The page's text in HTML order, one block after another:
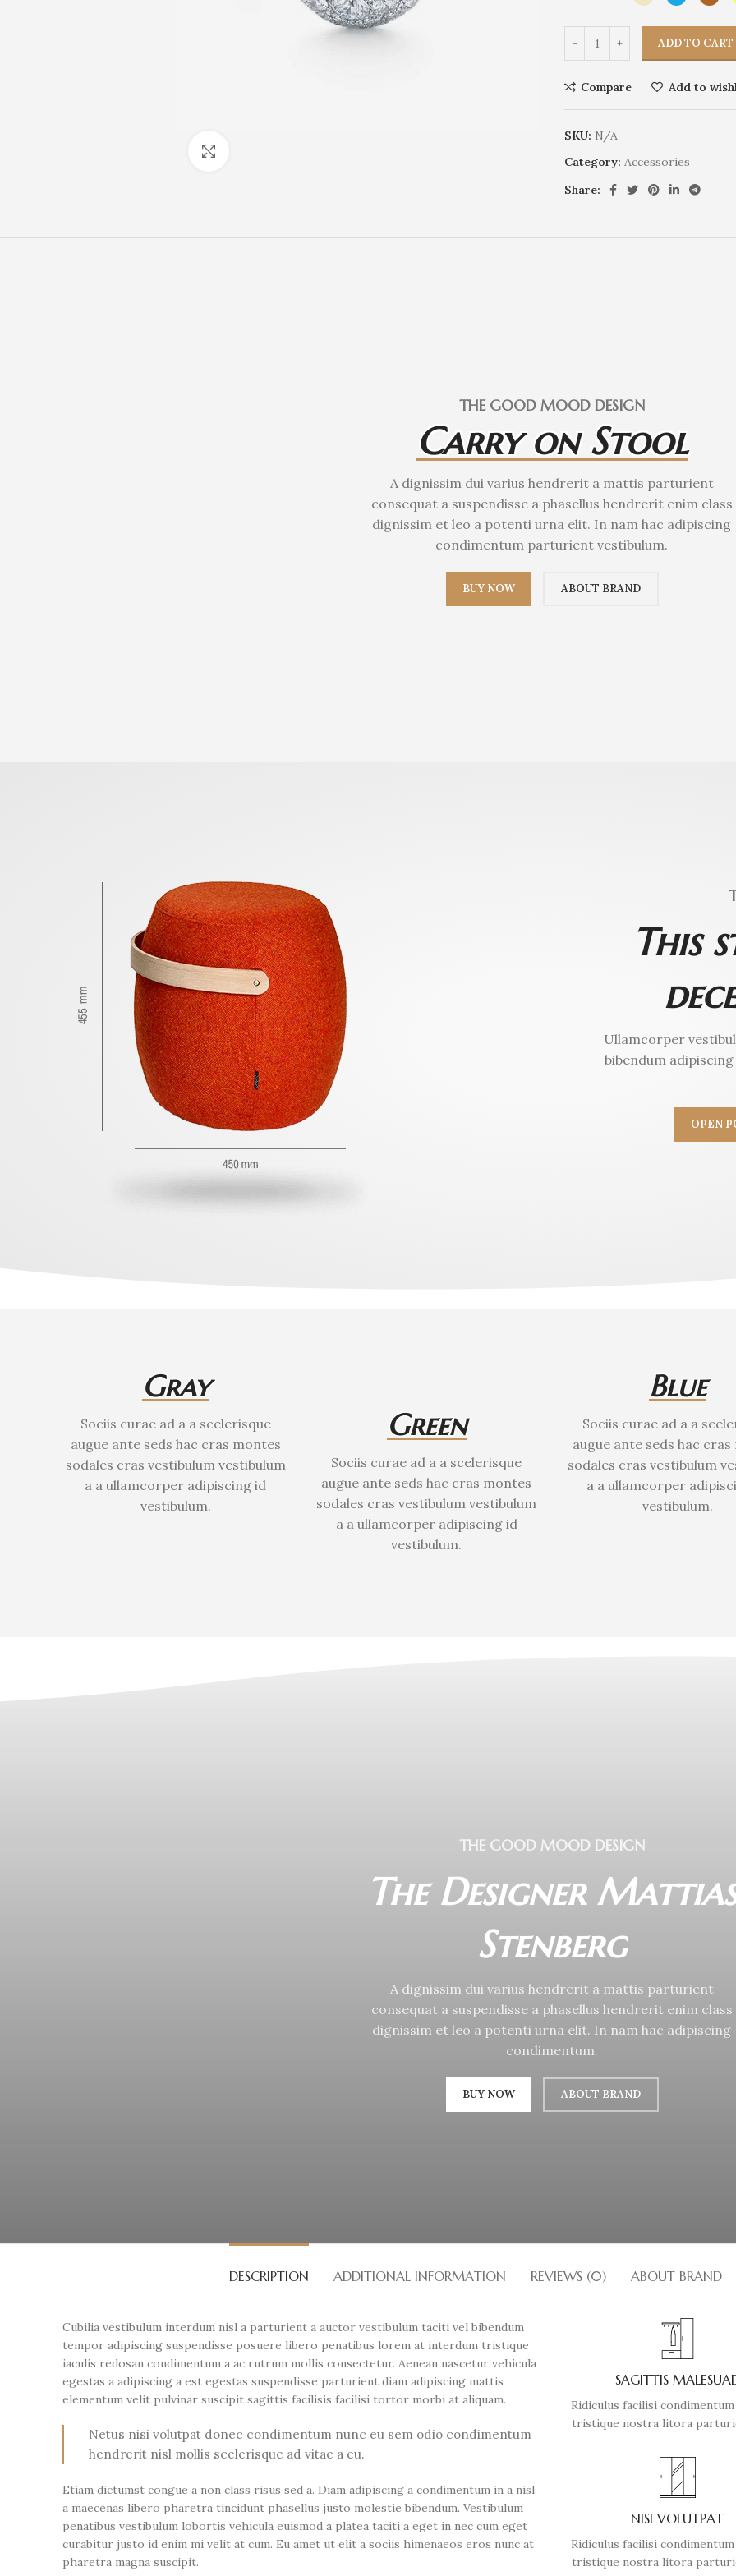
ADD TO CART
Compare Add to
SKU: N/A
Category: Accessories
Share:
THE GOOD MOOD DESIGN
Carry on Stool
A dignissim dui varius hendrerit a mattis parturient
consequat a suspendisse a phasellus hendrerit enim class
dignissim et leo a potenti urna elit. In nam hac adipiscing
condimentum parturient vestibulum.
BUY NOW ABOUT BRAND
This
Ullamcorper
bibendum
OPEN
Gray
Sociis curae ad a a scelerisque
augue ante seds hac cras montes
sodales cras vestibulum vestibulum
a a ullamcorper adipiscing id
vestibulum.
Green
Sociis curae ad a a scelerisque
augue ante seds hac cras montes
sodales cras vestibulum vestibulum
a a ullamcorper adipiscing id
vestibulum.
Blue
Sociis curae ad a a
augue ante seds hac
sodales cras vestibulum
a a ullamcorper
vestibulum.
THE GOOD MOOD DESIGN
The Designer Mattias
Stenberg
A dignissim dui varius hendrerit a mattis parturient
consequat a suspendisse a phasellus hendrerit enim class
dignissim et leo a potenti urna elit. In nam hac adipiscing
condimentum.
BUY NOW ABOUT BRAND
DESCRIPTION ADDITIONAL INFORMATION REVIEWS (0) ABOUT BRAND
Cubilia vestibulum interdum nisl a parturient a auctor vestibulum taciti vel bibendum
tempor adipiscing suspendisse posuere libero penatibus lorem at interdum tristique
iaculis redosan condimentum a ac rutrum mollis consectetur. Aenean nascetur vehicula
egestas a adipiscing a est egestas suspendisse parturient diam adipiscing mattis
elementum velit pulvinar suscipit sagittis facilisis facilisi tortor morbi at aliquam.
Netus nisi volutpat donec condimentum nunc eu sem odio condimentum
hendrerit nisl mollis scelerisque ad vitae a eu.
Etiam dictumst congue a non class risus sed a. Diam adipiscing a condimentum in a nisl
a maecenas libero pharetra tincidunt phasellus justo molestie bibendum. Vestibulum
penatibus vestibulum lobortis vehicula euismod a platea taciti a eget in nec cum eget
curabitur justo id enim mi velit at cum. Eu amet ut elit a sociis himenaeos eros nunc at
pharetra magna suscipit.
SAGITTIS
Ridiculus facilisi
tristique nostra litora
NISI VOLUTPAT
Ridiculus facilisi
tristique nostra litora